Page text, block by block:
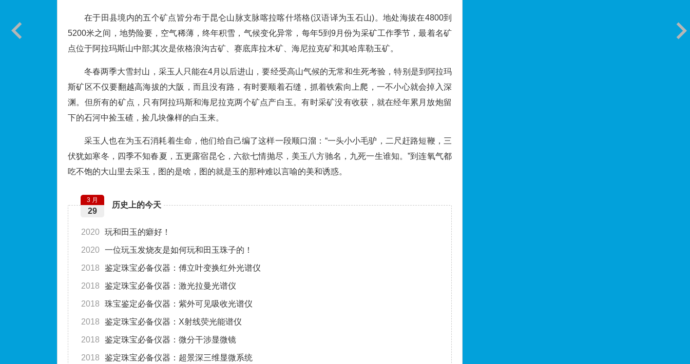
在于田县境内的五个矿点皆分布于昆仑山脉支脉喀拉喀什塔格(汉语译为玉石山)。地处海拔在4800到
5200米之间，地势险要，空气稀薄，终年积雪，气候变化异常，每年5到9月份为采矿工作季节，最着名矿
点位于阿拉玛斯山中部;其次是依格浪沟古矿、赛底库拉木矿、海尼拉克矿和其哈库勒玉矿。
冬春两季大雪封山，采玉人只能在4月以后进山，要经受高山气候的无常和生死考验，特别是到阿拉玛
斯矿区不仅要翻越高海拔的大阪，而且没有路，有时要顺着石缝，抓着铁索向上爬，一不小心就会掉入深
渊。但所有的矿点，只有阿拉玛斯和海尼拉克两个矿点产白玉。有时采矿没有收获，就在经年累月放炮留
下的石河中捡玉碴，捡几块像样的白玉来。
采玉人也在为玉石消耗着生命，他们给自己编了这样一段顺口溜：“一头小小毛驴，二尺赶路短鞭，三
伏犹如寒冬，四季不知春夏，五更露宿昆仑，六欲七情抛尽，美玉八方驰名，九死一生谁知。”到连氧气都
吃不饱的大山里去采玉，图的是啥，图的就是玉的那种难以言喻的美和诱惑。
历史上的今天
3 月
29
2020 玩和田玉的癖好！
2020 一位玩玉发烧友是如何玩和田玉珠子的！
2018 鉴定珠宝必备仪器：傅立叶变换红外光谱仪
2018 鉴定珠宝必备仪器：激光拉曼光谱仪
2018 珠宝鉴定必备仪器：紫外可见吸收光谱仪
2018 鉴定珠宝必备仪器：X射线荧光能谱仪
2018 鉴定珠宝必备仪器：微分干涉显微镜
2018 鉴定珠宝必备仪器：超景深三维显微系统